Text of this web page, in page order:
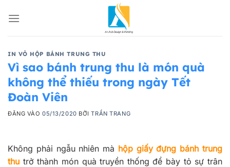
qua
IN VỎ HỘP BÁNH TRUNG THU
Vì sao bánh trung thu là món quà
không thể thiếu trong ngày Tết
Đoàn Viên
ĐĂNG VÀO05/13/2020 BỞITRẦN TRANG
Không phải ngẫu nhiên mà hộp giấy đựng bánh trung
thu trở thành món quà truyền thống để bày tỏ sự trân